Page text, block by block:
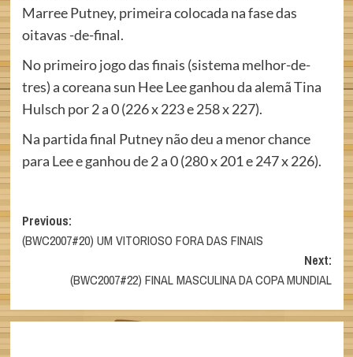
Marree Putney, primeira colocada na fase das
oitavas -de-final.
No primeiro jogo das finais (sistema melhor-de-
tres) a coreana sun Hee Lee ganhou da alemã Tina
Hulsch por 2 a 0 (226 x 223 e 258 x 227).
Na partida final Putney não deu a menor chance
para Lee e ganhou de 2 a 0 (280 x 201 e 247 x 226).
Post
navigation
Previous:
(BWC2007#20) UM VITORIOSO FORA DAS FINAIS
Next:
(BWC2007#22) FINAL MASCULINA DA COPA MUNDIAL